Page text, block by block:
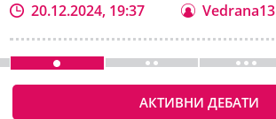
20.12.2024, 19:37 Vedrana13
АКТИВНИ ДЕБАТИ